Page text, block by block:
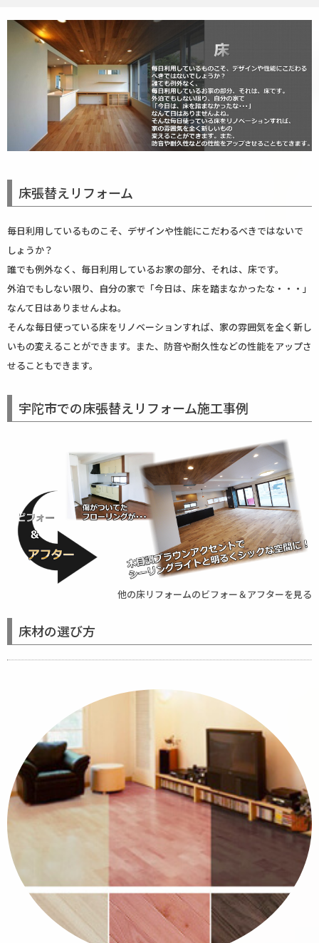
床張替えリフォーム
毎日利用しているものこそ、デザインや性能にこだわるべきではないで
しょうか？
誰でも例外なく、毎日利用しているお家の部分、それは、床です。
外泊でもしない限り、自分の家で「今日は、床を踏まなかったな・・・」
なんて日はありませんよね。
そんな毎日使っている床をリノベーションすれば、家の雰囲気を全く新し
いもの変えることができます。また、防音や耐久性などの性能をアップさ
せることもできます。
宇陀市での床張替えリフォーム施工事例
他の床リフォームのビフォー＆アフターを見る
床材の選び方